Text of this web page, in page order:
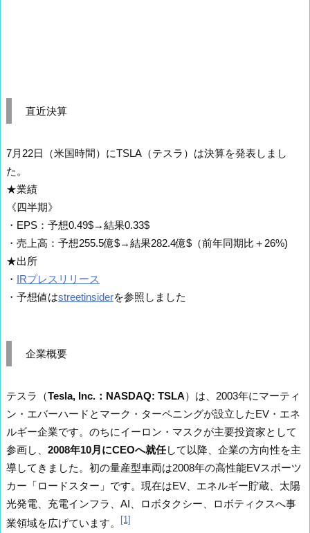
直近決算
7月22日（米国時間）にTSLA（テスラ）は決算を発表しまし
た。
★業績
《四半期》
・EPS：予想0.49$→結果0.33$
・売上高：予想255.5億$→結果282.4億$（前年同期比＋26%)
★出所
・ IRプレスリリース
・予想値はstreetinsiderを参照しました
企業概要
テスラ（Tesla, Inc.：NASDAQ: TSLA）は、2003年にマーティ
ン・エバーハードとマーク・ターペニングが設立したEV・エネ
ルギー企業です。のちにイーロン・マスクが主要投資家として
参画し、 2008年10月にCEOへ就任して以降、企業の方向性を主
導してきました。初の量産型車両は2008年の高性能EVスポーツ
カー「ロードスター」です。現在はEV、エネルギー貯蔵、太陽
光発電、充電インフラ、AI、ロボタクシー、ロボティクスへ事
業領域を広げています。
[1]